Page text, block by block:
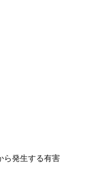
ら発生する有害